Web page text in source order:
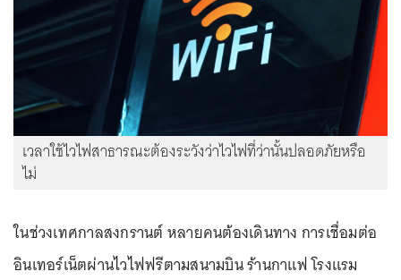
เวลาใช้ไวไฟสาธารณะต้องระวังว่าไวไฟที่ว่านั้นปลอดภัยหรือ
ไม่
ในช่วงเทศกาลสงกรานต์ หลายคนต้องเดินทาง การเชื่อมต่อ
อินเทอร์เน็ตผ่านไวไฟฟรีตามสนามบิน ร้านกาแฟ โรงแรม